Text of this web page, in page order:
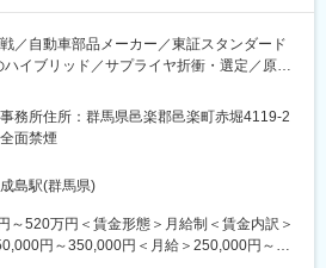
める業務
本参加・事業経営の三つ。中国の拠点に加
ーカーにも出向者を出し、海外営業業務を
的なグローバルビジネスを展開していま
すが、「作ったものを運ぶ」「作るための
った仕事は、環境が変わっても必ず必要と
える歴史の中で培ってきたネットワークを
・建機産業を支え続けていきます。
める業務
／自動車部品メーカー／東証スタンダード
イブリッド／サプライヤ折衝・選定／原価
群馬・鞍掛事業所にて、以下の購買業務を
もり取得、査定、発注先選定
評価、指導、関係構築）、新規取引先の開拓
への参画（原価低減活動、新製品立ち上げ
務所住所：群馬県邑楽郡邑楽町赤堀4119-2
面禁煙
島駅(群馬県)
～520万円＜賃金形態＞月給制＜賃金内訳＞
円～350,000円＜月給＞250,000円～